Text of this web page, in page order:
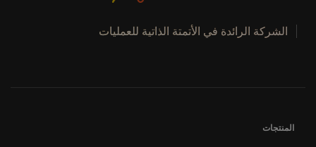
الشركة الرائدة في الأتمتة الذاتية للعمليات
المنتجات